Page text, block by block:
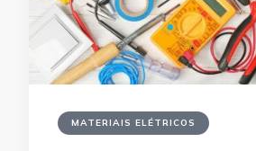
MATERIAIS ELÉTRICOS